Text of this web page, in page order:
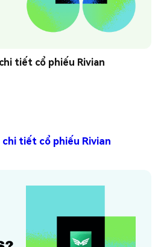
tiết cổ phiếu Rivian
chi tiết cổ phiếu Rivian